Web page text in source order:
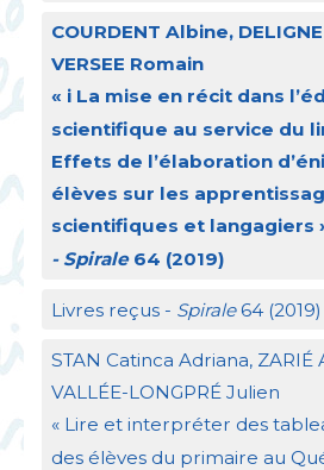
COURDENT Albine, DELIGNE
VERSEE Romain
« i La mise en récit dans
scientifique au service du
Effets de l’élaboration
élèves sur les
scientifiques et langagiers
- Spirale64 (2019)
Livres reçus - Spirale64 (2019)
STAN Catinca Adriana, ZARIÉ
VALL ÉE-LONGPRÉ Julien
« Lire et interpréter des
des élèves du primaire au